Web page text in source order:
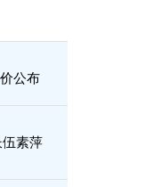
公布
素萍